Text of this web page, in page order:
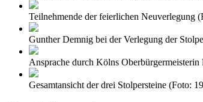
Teilnehmende der feierlichen Neuverlegung
Gunther Demnig bei der Verlegung der
Ansprache durch Kölns
Gesamtansicht der drei Stolpersteine (Foto: